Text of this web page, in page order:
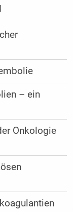
– ein
Onkologie